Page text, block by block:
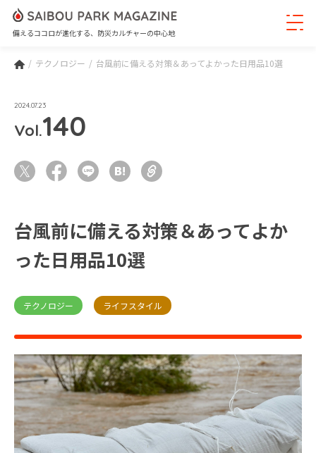
備えるココロが進化する、防災カルチャーの中心地
テクノロジー 台風前に備える対策＆あってよかった日用品10選
2024.07.23
Vol.140
台風前に備える対策＆あってよか
った日用品10選
テクノロジー ライフスタイル